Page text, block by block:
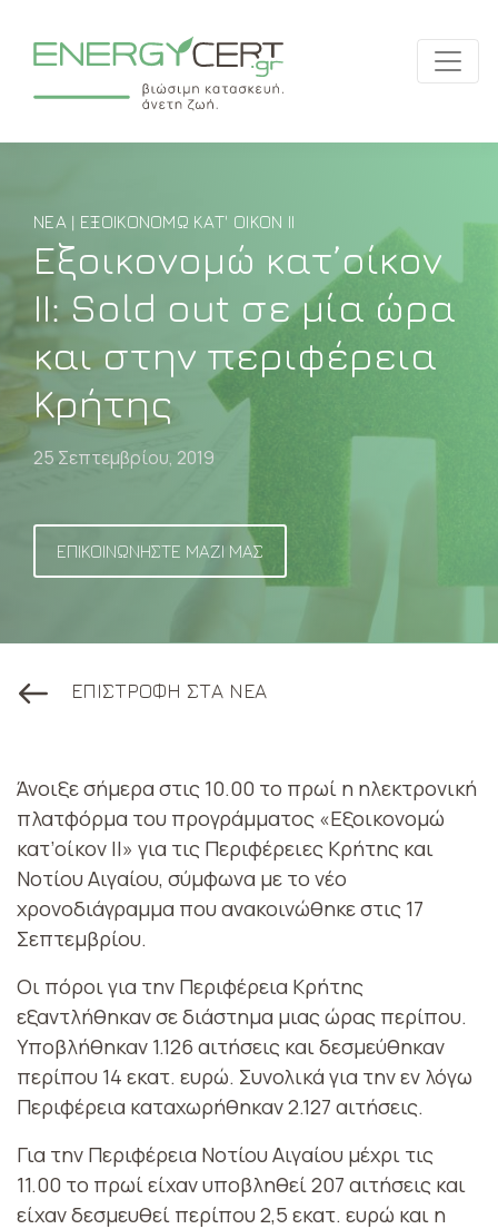
ΝΈΑ | ΕΞΟΙΚΟΝΟΜΏ ΚΑΤ' ΟΊΚΟΝ ΙΙ
Εξοικονομώ κατ’οίκον
ΙΙ: Sold out σε μία ώρα
και στην περιφέρεια
Κρήτης
25 Σεπτεμβρίου, 2019
ΕΠΙΚΟΙΝΩΝΗΣΤΕ ΜΑΖΙ ΜΑΣ
ΕΠΙΣΤΡΟΦΗ ΣΤΑ ΝΕΑ
Άνοιξε σήμερα στις 10.00 το πρωί η ηλεκτρονική
πλατφόρμα του προγράμματος «Εξοικονομώ
κατ’οίκον ΙΙ» για τις Περιφέρειες Κρήτης και
Νοτίου Αιγαίου, σύμφωνα με το νέο
χρονοδιάγραμμα που ανακοινώθηκε στις 17
Σεπτεμβρίου.
Οι πόροι για την Περιφέρεια Κρήτης
εξαντλήθηκαν σε διάστημα μιας ώρας περίπου.
Υποβλήθηκαν 1.126 αιτήσεις και δεσμεύθηκαν
περίπου 14 εκατ. ευρώ. Συνολικά για την εν λόγω
Περιφέρεια καταχωρήθηκαν 2.127 αιτήσεις.
Για την Περιφέρεια Νοτίου Αιγαίου μέχρι τις
11.00 το πρωί είχαν υποβληθεί 207 αιτήσεις και
είχαν δεσμευθεί περίπου 2,5 εκατ. ευρώ και η